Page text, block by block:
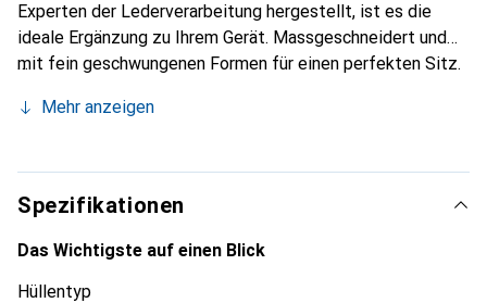
Experten der Lederverarbeitung hergestellt, ist es die
ideale Ergänzung zu Ihrem Gerät. Massgeschneidert und
mit fein geschwungenen Formen für einen perfekten Sitz.
Smartphone. Die Marke Noreve ist international für ihre
für den anspruchsvollen Kunden.
Mehr anzeigen
Spezifikationen
Das Wichtigste auf einen Blick
Hüllentyp